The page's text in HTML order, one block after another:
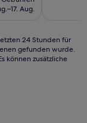
beträgt
Aug.
24 Stunden für
gefunden wurde.
können zusätzliche